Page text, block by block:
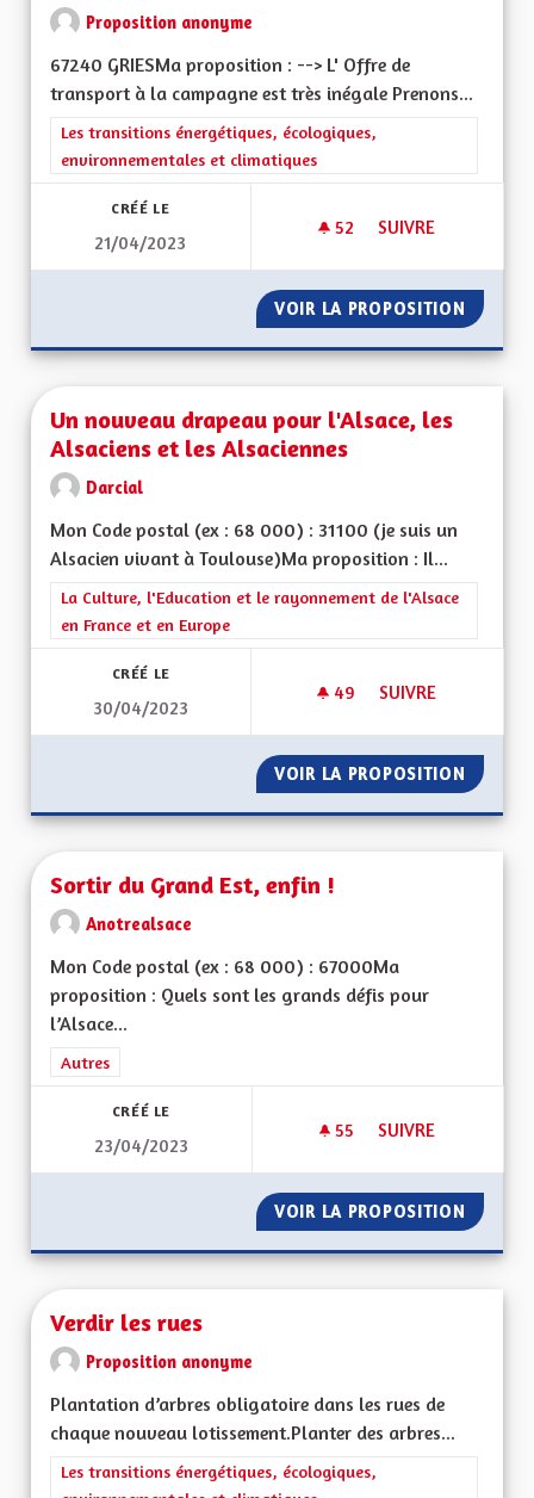
Proposition anonyme
67240 GRIESMa proposition : --> L' Offre de
transport à la campagne est très inégale Prenons...
Filtrer les résultats de la catégorie : Les transitions
Les transitions énergétiques, écologiques,
environnementales et climatiques
CRÉÉ LE
21/04/2023
52 52 ABONNÉS
SUIVRE
VOIR LA PROPOSITION
Un nouveau drapeau pour l'Alsace, les
Alsaciens et les Alsaciennes
Darcial
Mon Code postal (ex : 68 000) : 31100 (je suis un
Alsacien vivant à Toulouse)Ma proposition : Il...
Filtrer les résultats de la catégorie : La Culture, l'Education et
La Culture, l'Education et le rayonnement de l'Alsace
en France et en Europe
CRÉÉ LE
30/04/2023
49 49 ABONNÉS
SUIVRE
VOIR LA PROPOSITION UN
Sortir du Grand Est, enfin !
Anotrealsace
Mon Code postal (ex : 68 000) : 67000Ma
proposition : Quels sont les grands défis pour
l’Alsace...
Filtrer les résultats de la catégorie : Autres
Autres
CRÉÉ LE
23/04/2023
55 55 ABONNÉS
SUIVRE
VOIR LA PROPOSITION
Verdir les rues
Proposition anonyme
Plantation d’arbres obligatoire dans les rues de
chaque nouveau lotissement.Planter des arbres...
Filtrer les résultats de la catégorie : Les transitions
Les transitions énergétiques, écologiques,